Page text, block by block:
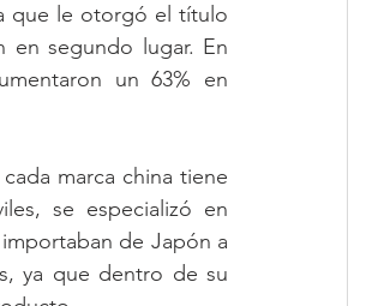
que le otorgó el título
en segundo lugar. En
un 63% en
marca china tiene
se especializó en
de Japón a
ya que dentro de su